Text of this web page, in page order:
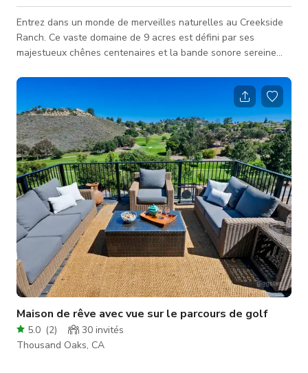
Entrez dans un monde de merveilles naturelles au Creekside
Ranch. Ce vaste domaine de 9 acres est défini par ses
majestueux chênes centenaires et la bande sonore sereine
romantique sous un dais de feuilles ou une célébration à
thème en pleine nature, notre paysage polyvalent offre la
parfaite « toile blanche » avec une âme rustique et élégante.
Nous fournissons l'essentiel pour assurer le bon déroulement
de votre journée, nota
Maison de rêve avec vue sur le parcours de golf
5.0 (2) 30 invités
Thousand Oaks, CA